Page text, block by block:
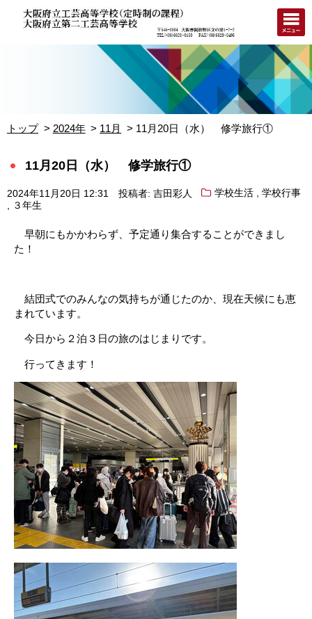
トップ 2024年 11月 11月20日（水） 修学旅行①
11月20日（水） 修学旅行①
2024年11月20日 12:31 投稿者: 吉田彩人 学校生活 ,学校行事
, ３年生
早朝にもかかわらず、予定通り集合することができまし
た！
結団式でのみんなの気持ちが通じたのか、現在天候にも恵
まれています。
今日から２泊３日の旅のはじまりです。
行ってきます！